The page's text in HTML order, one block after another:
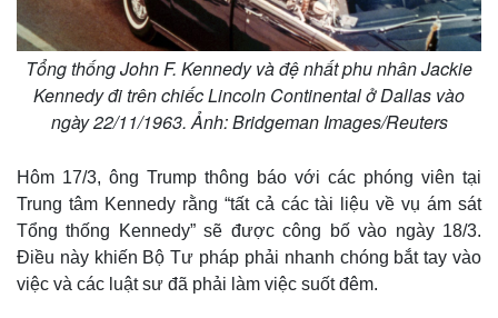
Tổng thống John F. Kennedy và đệ nhất phu nhân Jackie
Kennedy đi trên chiếc Lincoln Continental ở Dallas vào
ngày 22/11/1963. Ảnh: Bridgeman Images/Reuters
Hôm 17/3, ông Trump thông báo với các phóng viên tại
Trung tâm Kennedy rằng “tất cả các tài liệu về vụ ám sát
Tổng thống Kennedy” sẽ được công bố vào ngày 18/3.
Điều này khiến Bộ Tư pháp phải nhanh chóng bắt tay vào
việc và các luật sư đã phải làm việc suốt đêm.